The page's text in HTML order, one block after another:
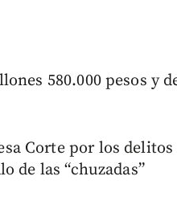
580.000 pesos y
Corte por los delitos
de las “chuzadas”